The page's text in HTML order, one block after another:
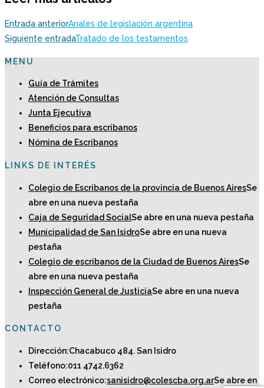
Entrada anteriorAnales de legislación argentina
Siguiente entradaTratado de los testamentos
MENU
Guía de Trámites
Atención de Consultas
Junta Ejecutiva
Beneficios para escribanos
Nómina de Escribanos
LINKS DE INTERÉS
Colegio de Escribanos de la provincia de Buenos AiresSe
abre en una nueva pestaña
Caja de Seguridad SocialSe abre en una nueva pestaña
Municipalidad de San IsidroSe abre en una nueva
pestaña
Colegio de escribanos de la Ciudad de Buenos AiresSe
abre en una nueva pestaña
Inspección General de JusticiaSe abre en una nueva
pestaña
CONTACTO
Dirección:Chacabuco 484. San Isidro
Teléfono:011 4742.6362
Correo electrónico:sanisidro@colescba.org.arSe abre en